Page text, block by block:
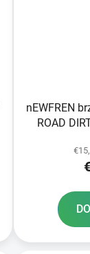
nEWFREN
ROAD